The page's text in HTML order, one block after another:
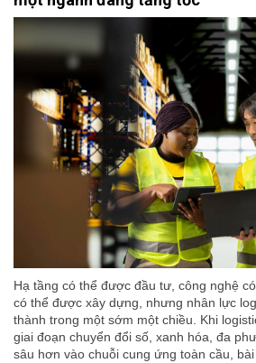
Hạ tầng có thể được đầu tư, công nghệ
có thể được xây dựng, nhưng nhân lực
thành trong một sớm một chiều. Khi
giai đoạn chuyển đổi số, xanh hóa, đa
sâu hơn vào chuỗi cung ứng toàn cầu,